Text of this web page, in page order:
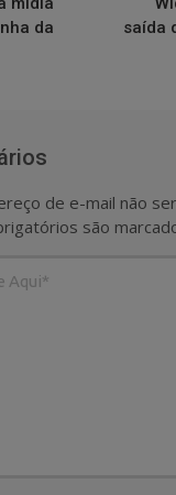
da
saída
de e-mail não
são